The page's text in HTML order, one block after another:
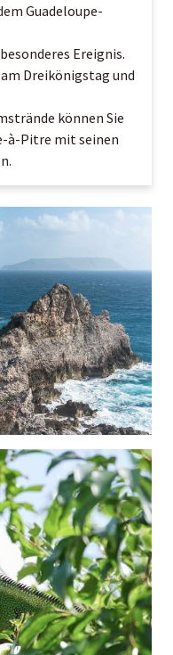
Guadeloupe-
Ereignis.
Dreikönigstag und
können Sie
à-Pitre mit seinen